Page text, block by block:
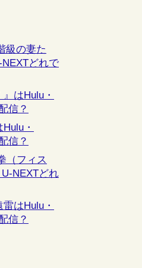
級の妻た
どれで
はHulu・
信？
・
信？
（フィス
NEXTどれ
はHulu・
信？